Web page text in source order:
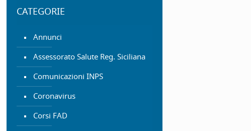
CATEGORIE
Annunci
Assessorato Salute Reg. Siciliana
Comunicazioni INPS
Coronavirus
Corsi FAD